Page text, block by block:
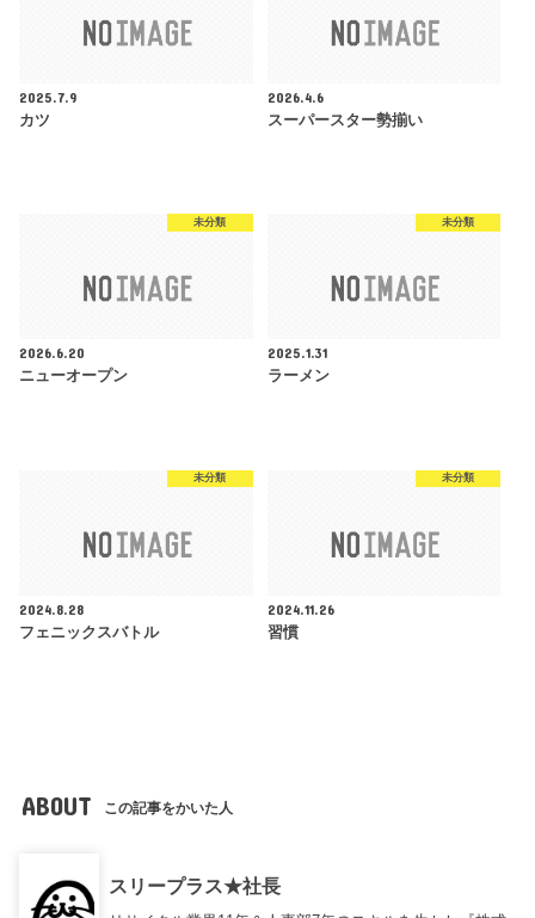
2025.7.9
カツ
2026.4.6
スーパースター勢揃い
未分類
2026.6.20
ニューオープン
未分類
2025.1.31
ラーメン
未分類
2024.8.28
フェニックスバトル
未分類
2024.11.26
習慣
ABOUT この記事をかいた人
スリープラス★社長